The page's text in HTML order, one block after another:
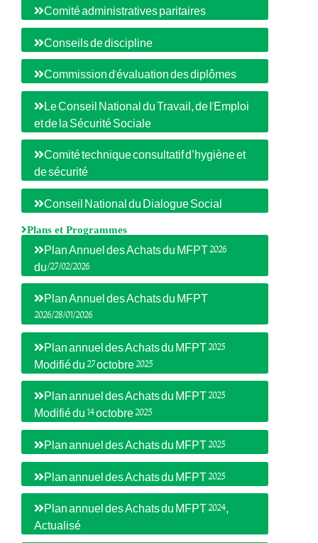
Comité administratives paritaires
Conseils de discipline
Commission d'évaluation des diplômes
Le Conseil National du Travail, de l'Emploi
et de la Sécurité Sociale
Comité technique consultatif d’hygiène et
de sécurité
Conseil National du Dialogue Social
Plans et Programmes
Plan Annuel des Achats du MFPT 2026
du/27/02/2026
Plan Annuel des Achats du MFPT
2026/28/01/2026
Plan annuel des Achats du MFPT 2025
Modifié du 27 octobre 2025
Plan annuel des Achats du MFPT 2025
Modifié du 14 octobre 2025
Plan annuel des Achats du MFPT 2025
Plan annuel des Achats du MFPT 2025
Plan annuel des Achats du MFPT 2024,
Actualisé